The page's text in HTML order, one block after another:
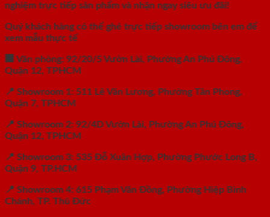
nghiệm trực tiếp sản phẩm và nhận ngay siêu ưu đãi!
Quý khách hàng có thể ghé trực tiếp showroom bên em để
xem mẫu thực tế
🏢 Văn phòng: 92/20/5 Vườn Lài, Phường An Phú Đông,
Quận 12, TPHCM
📍 Showroom 1: 511 Lê Văn Lương, Phường Tân Phong,
Quận 7, TPHCM
📍 Showroom 2: 92/4D Vườn Lài, Phường An Phú Đông,
Quận 12, TPHCM
📍 Showroom 3: 535 Đỗ Xuân Hợp, Phường Phước Long B,
Quận 9, TP.HCM
📍 Showroom 4: 615 Phạm Văn Đồng, Phường Hiệp Bình
Chánh, TP. Thủ Đức